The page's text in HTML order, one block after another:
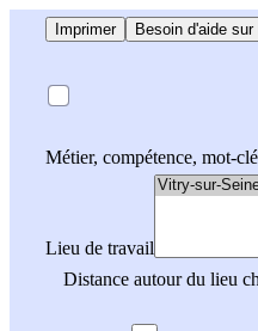
Imprimer Besoin d'aide
Métier, compétence, mot-
Lieu de travail
Distance autour du lieu